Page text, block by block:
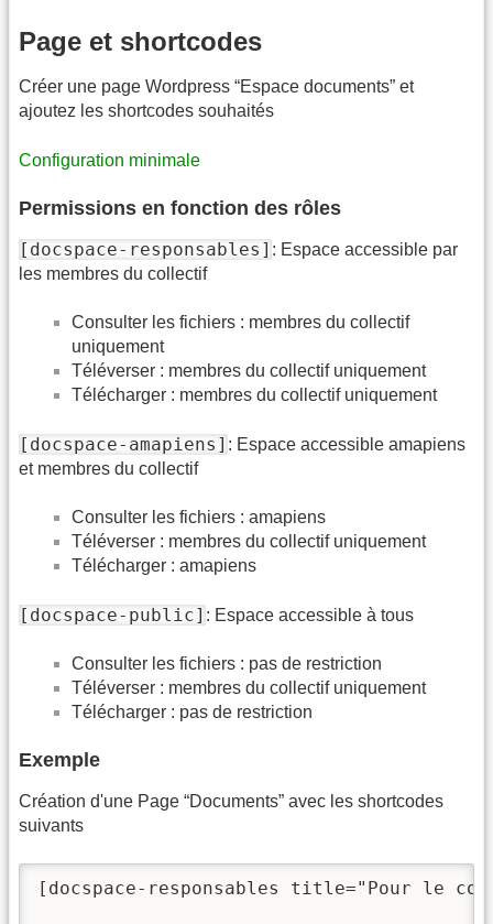
Page et shortcodes
Créer une page Wordpress “Espace documents” et
ajoutez les shortcodes souhaités
Configuration minimale
Permissions en fonction des rôles
[docspace-responsables] : Espace accessible par
les membres du collectif
Consulter les fichiers : membres du collectif
uniquement
Téléverser : membres du collectif uniquement
Télécharger : membres du collectif uniquement
[docspace-amapiens] : Espace accessible amapiens
et membres du collectif
Consulter les fichiers : amapiens
Téléverser : membres du collectif uniquement
Télécharger : amapiens
[docspace-public] : Espace accessible à tous
Consulter les fichiers : pas de restriction
Téléverser : membres du collectif uniquement
Télécharger : pas de restriction
Exemple
Création d'une Page “Documents” avec les shortcodes
suivants
[docspace-responsables title="Pour le